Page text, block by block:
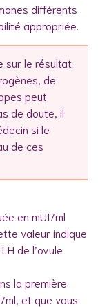
différents
appropriée.
sur le résultat
de
peut
de doute, il
si le
de ces
en mUI/ml
valeur indique
de l’ovule
la première
et que vous